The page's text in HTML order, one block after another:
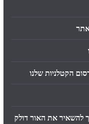
הקטלניות שלנו
להשאיר את האור דולק